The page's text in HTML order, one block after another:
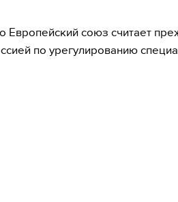
Европейский союз считает
по урегулированию